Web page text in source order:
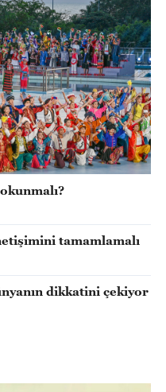
tamamlamalı
dikkatini çekiyor